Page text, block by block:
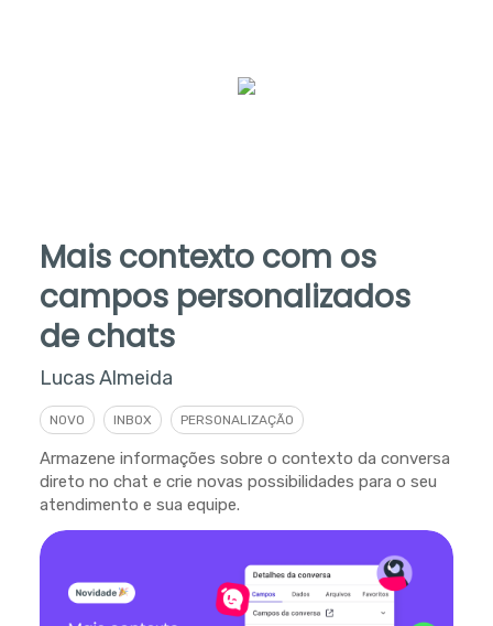
Mais contexto com os
campos personalizados
de chats
Lucas Almeida
NOVO INBOX PERSONALIZAÇÃO
Armazene informações sobre o contexto da conversa
direto no chat e crie novas possibilidades para o seu
atendimento e sua equipe.